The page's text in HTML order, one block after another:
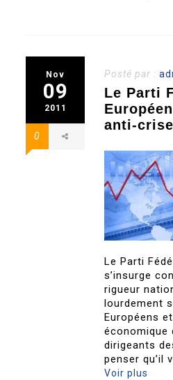
Nov
09
2011
0
Posté par :
Le Parti
anti-crise
Le Parti
s’insurge
rigueur
lourdement
Européens
économique
dirigeants
penser qu’il
Voir plus